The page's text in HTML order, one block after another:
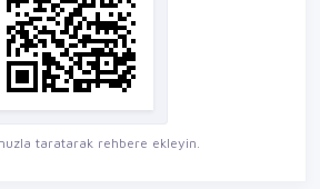
taratarak rehbere ekleyin.